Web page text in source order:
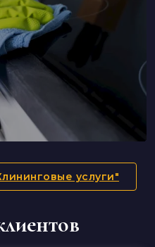
услуги"